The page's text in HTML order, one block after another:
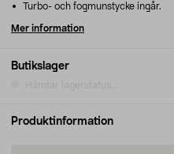
Butikslager
Turbo- och fogmunstycke ingår.
Mer information
Produktinformation